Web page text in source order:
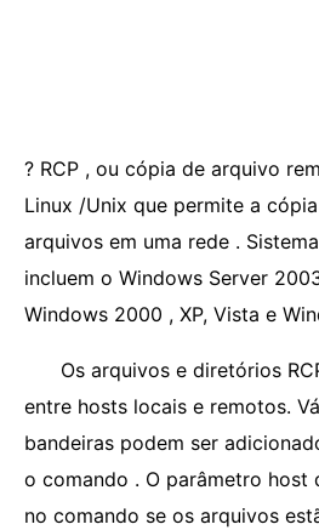
? RCP , ou cópia de arquivo
Linux /Unix que permite a
arquivos em uma rede .
incluem o Windows Server
Windows 2000 , XP, Vista e
Os arquivos e diretórios
entre hosts locais e remotos.
bandeiras podem ser
o comando . O parâmetro host
no comando se os arquivos